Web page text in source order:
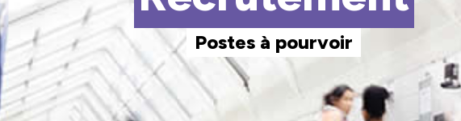
Postes à pourvoir